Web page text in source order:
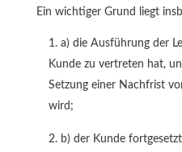
Ein wichtiger Grund liegt
a) die Ausführung der
Kunde zu vertreten hat,
Setzung einer Nachfrist
wird;
b) der Kunde